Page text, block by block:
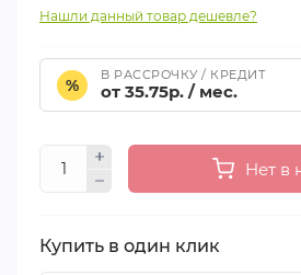
Нашли данный товар дешевле?
%
В РАССРОЧКУ / КРЕДИТ
от 35.75р. / мес.
Нет в
Купить в один клик